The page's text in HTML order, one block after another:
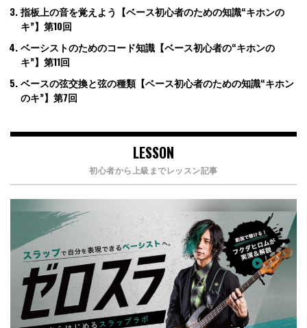
指板上の音を覚えよう【ベース初心者のための知識“キホンの
キ”】第10回
ベーシストのためのコード知識【ベース初心者の“キホンの
キ”】第11回
ベースの弦交換と弦の種類【ベース初心者のための知識“キホン
のキ”】第7回
LESSON
初心者から上級までレッスン記事